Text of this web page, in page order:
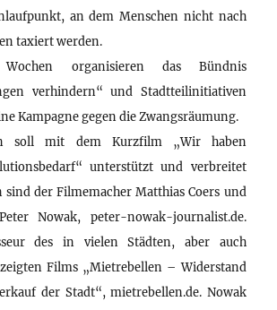
an dem Menschen nicht nach
taxiert werden.
organisieren das Bündnis
verhindern“ und Stadtteilinitiativen
Kampagne gegen die Zwangsräumung.
soll mit dem Kurzfilm „Wir haben
unterstützt und verbreitet
sind der Filmemacher Matthias Coers und
Nowak, peter-nowak-journalist.de.
des in vielen Städten, aber auch
Films „Mietrebellen – Widerstand
der Stadt“, mietrebellen.de. Nowak